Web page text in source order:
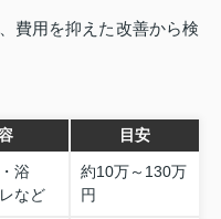
費用を抑えた改善から検
目安
浴
など
約10万～130万
円